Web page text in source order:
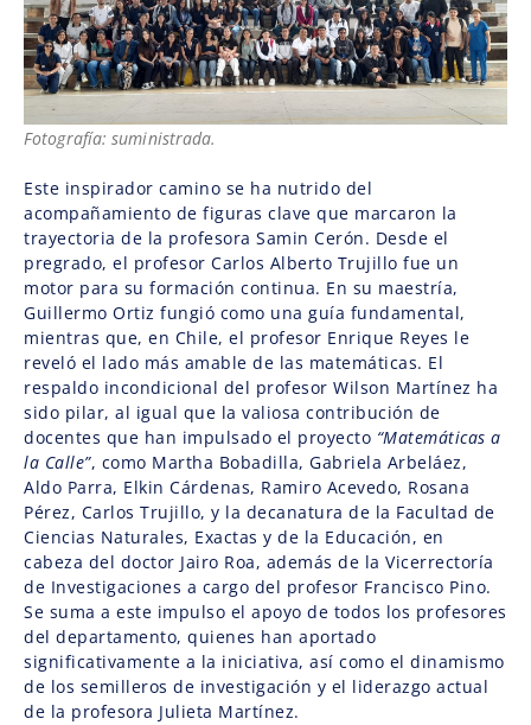
Fotografía: suministrada.
Este inspirador camino se ha nutrido del
acompañamiento de figuras clave que marcaron la
trayectoria de la profesora Samin Cerón. Desde el
pregrado, el profesor Carlos Alberto Trujillo fue un
motor para su formación continua. En su maestría,
Guillermo Ortiz fungió como una guía fundamental,
mientras que, en Chile, el profesor Enrique Reyes le
reveló el lado más amable de las matemáticas. El
respaldo incondicional del profesor Wilson Martínez ha
sido pilar, al igual que la valiosa contribución de
docentes que han impulsado el proyecto “Matemáticas a
la Calle”, como Martha Bobadilla, Gabriela Arbeláez,
Aldo Parra, Elkin Cárdenas, Ramiro Acevedo, Rosana
Pérez, Carlos Trujillo, y la decanatura de la Facultad de
Ciencias Naturales, Exactas y de la Educación, en
cabeza del doctor Jairo Roa, además de la Vicerrectoría
de Investigaciones a cargo del profesor Francisco Pino.
Se suma a este impulso el apoyo de todos los profesores
del departamento, quienes han aportado
significativamente a la iniciativa, así como el dinamismo
de los semilleros de investigación y el liderazgo actual
de la profesora Julieta Martínez.